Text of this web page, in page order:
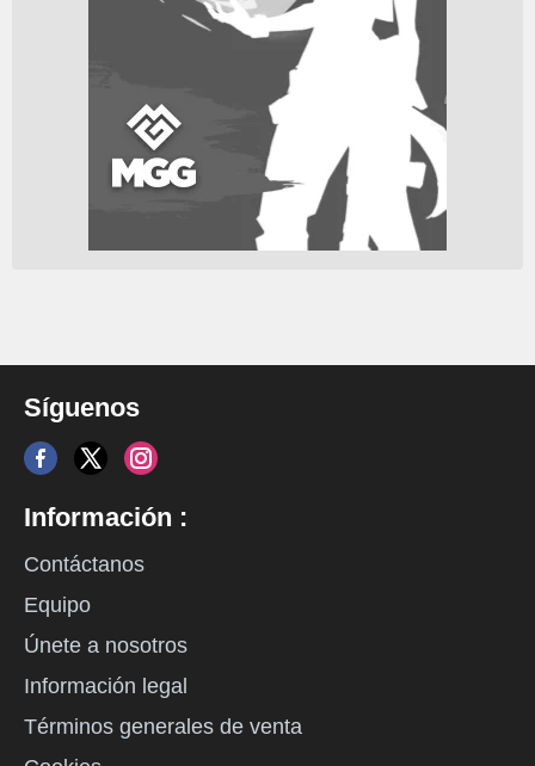
Síguenos
Información :
Contáctanos
Equipo
Únete a nosotros
Información legal
Términos generales de venta